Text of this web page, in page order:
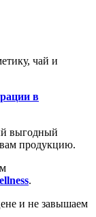
чай и
в
выгодный
продукцию.
.
и не завышаем